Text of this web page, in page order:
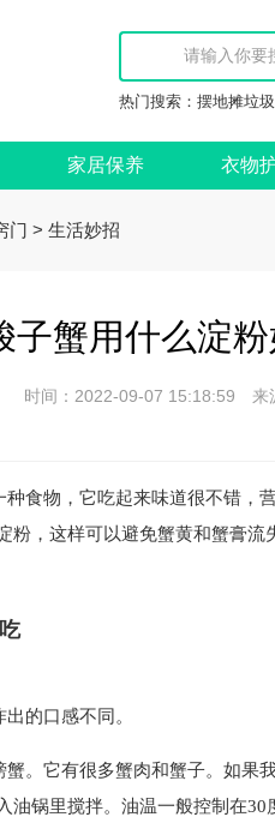
热门搜索： 摆地摊垃
家居保养 衣物
门 > 生活妙招
子蟹用什么淀
时间：2022-09-07 15:18:59
食物，它吃起来味道很不错，
粉，这样可以避免蟹黄和蟹膏
的口感不同。
。它有很多蟹肉和蟹子。如果
油锅里搅拌。油温一般控制在